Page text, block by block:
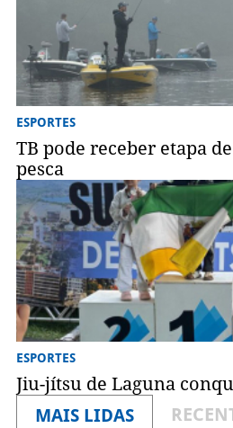
ESPORTES
TB pode receber etapa
pesca
ESPORTES
Jiu-jítsu de Laguna
MAIS LIDAS